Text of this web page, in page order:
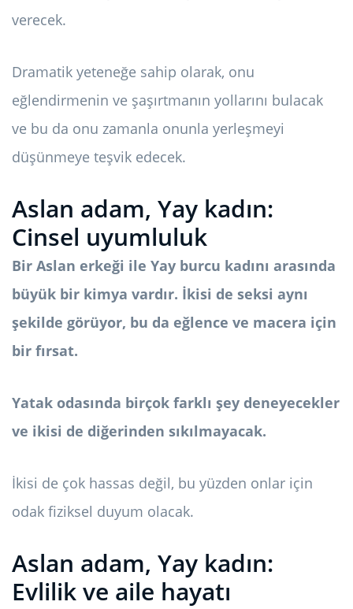
verecek.
Dramatik yeteneğe sahip olarak, onu
eğlendirmenin ve şaşırtmanın yollarını bulacak
ve bu da onu zamanla onunla yerleşmeyi
düşünmeye teşvik edecek.
Aslan adam, Yay kadın:
Cinsel uyumluluk
Bir Aslan erkeği ile Yay burcu kadını arasında
büyük bir kimya vardır. İkisi de seksi aynı
şekilde görüyor, bu da eğlence ve macera için
bir fırsat.
Yatak odasında birçok farklı şey deneyecekler
ve ikisi de diğerinden sıkılmayacak.
İkisi de çok hassas değil, bu yüzden onlar için
odak fiziksel duyum olacak.
Aslan adam, Yay kadın:
Evlilik ve aile hayatı